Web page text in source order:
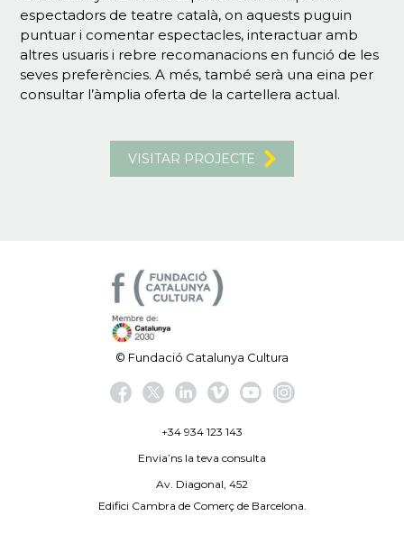
espectadors de teatre català, on aquests puguin
puntuar i comentar espectacles, interactuar amb
altres usuaris i rebre recomanacions en funció de les
seves preferències. A més, també serà una eina per
consultar l’àmplia oferta de la cartellera actual.
VISITAR PROJECTE
© Fundació Catalunya Cultura
+34 934 123 143
Envia’ns la teva consulta
Av. Diagonal, 452
Edifici Cambra de Comerç de Barcelona.